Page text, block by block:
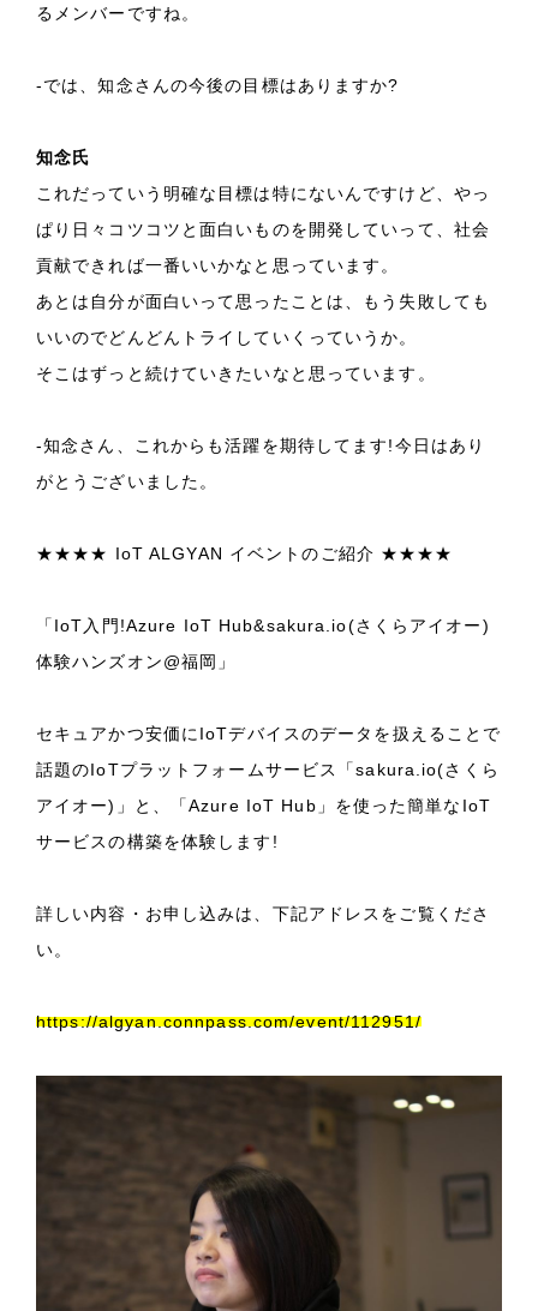
るメンバーですね。
-では、知念さんの今後の目標はありますか?
知念氏
これだっていう明確な目標は特にないんですけど、やっ
ぱり日々コツコツと面白いものを開発していって、社会
貢献できれば一番いいかなと思っています。
あとは自分が面白いって思ったことは、もう失敗しても
いいのでどんどんトライしていくっていうか。
そこはずっと続けていきたいなと思っています。
-知念さん、これからも活躍を期待してます!今日はあり
がとうございました。
★★★★ IoT ALGYAN イベントのご紹介 ★★★★
「IoT入門!Azure IoT Hub&sakura.io(さくらアイオー)
体験ハンズオン@福岡」
セキュアかつ安価にIoTデバイスのデータを扱えることで
話題のIoTプラットフォームサービス「sakura.io(さくら
アイオー)」と、「Azure IoT Hub」を使った簡単なIoT
サービスの構築を体験します!
詳しい内容・お申し込みは、下記アドレスをご覧くださ
い。
https://algyan.connpass.com/event/112951/